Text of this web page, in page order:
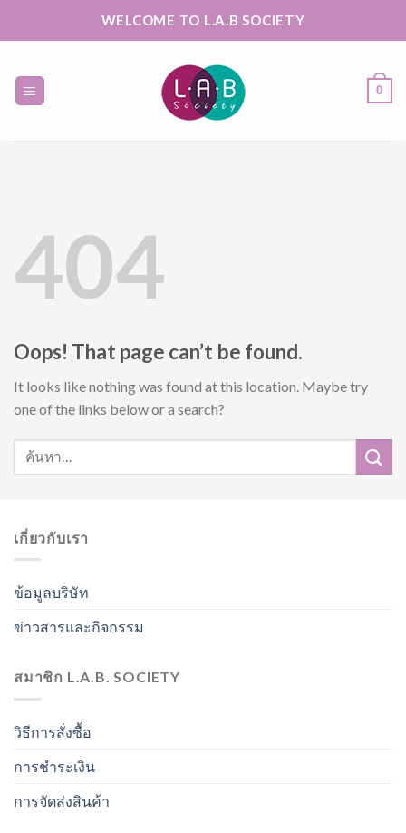
WELCOME TO L.A.B SOCIETY
0
404
Oops! That page can’t be found.
It looks like nothing was found at this location. Maybe try
one of the links below or a search?
เกี่ยวกับเรา
ข้อมูลบริษัท
ข่าวสารและกิจกรรม
สมาชิก L.A.B. SOCIETY
วิธีการสั่งซื้อ
การชำระเงิน
การจัดส่งสินค้า